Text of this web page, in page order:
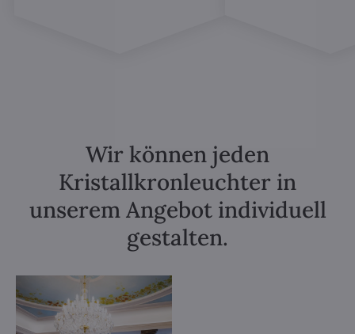
Wir können jeden
Kristallkronleuchter in
unserem Angebot individuell
gestalten.